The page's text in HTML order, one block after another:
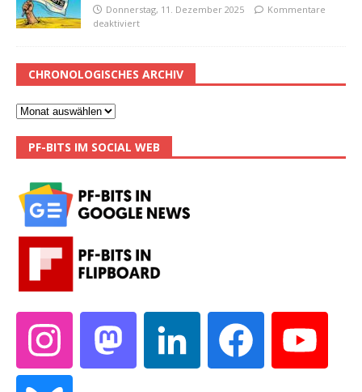
Donnerstag, 11. Dezember 2025
Kommentare
deaktiviert
CHRONOLOGISCHES ARCHIV
PF-BITS IM SOCIAL WEB